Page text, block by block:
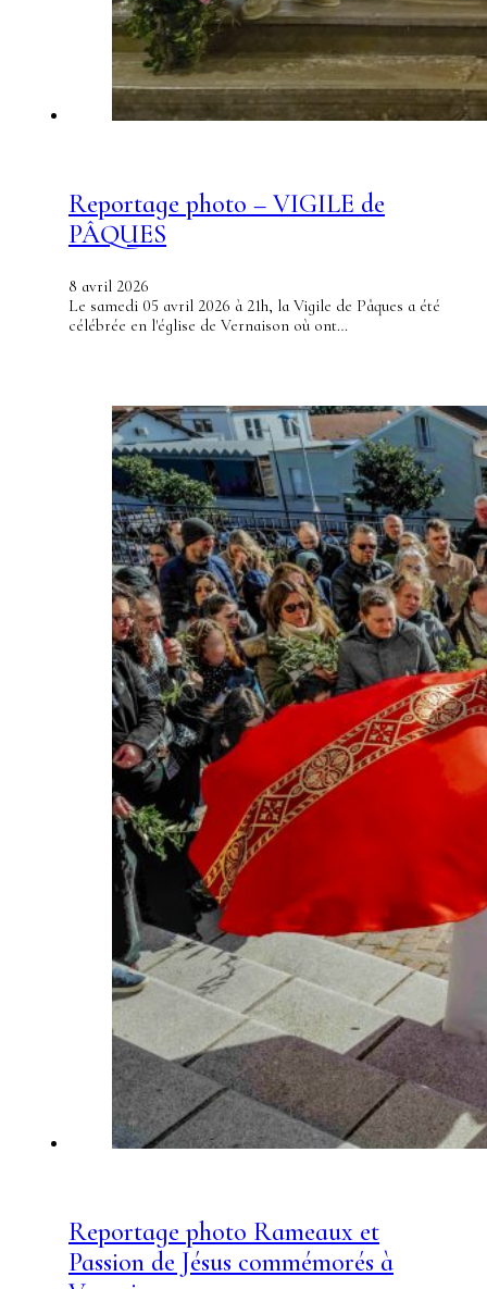
Reportage photo – VIGILE de
PÂQUES
8 avril 2026
Le samedi 05 avril 2026 à 21h, la Vigile de Pâques a été
célébrée en l'église de Vernaison où ont…
Reportage photo Rameaux et
Passion de Jésus commémorés à